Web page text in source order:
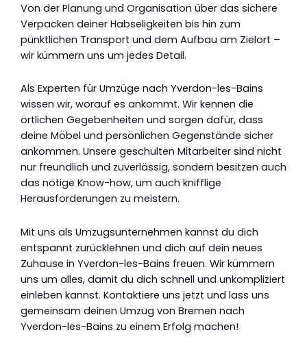
Von der Planung und Organisation über das sichere
Verpacken deiner Habseligkeiten bis hin zum
pünktlichen Transport und dem Aufbau am Zielort –
wir kümmern uns um jedes Detail.
Als Experten für Umzüge nach Yverdon-les-Bains
wissen wir, worauf es ankommt. Wir kennen die
örtlichen Gegebenheiten und sorgen dafür, dass
deine Möbel und persönlichen Gegenstände sicher
ankommen. Unsere geschulten Mitarbeiter sind nicht
nur freundlich und zuverlässig, sondern besitzen auch
das nötige Know-how, um auch knifflige
Herausforderungen zu meistern.
Mit uns als Umzugsunternehmen kannst du dich
entspannt zurücklehnen und dich auf dein neues
Zuhause in Yverdon-les-Bains freuen. Wir kümmern
uns um alles, damit du dich schnell und unkompliziert
einleben kannst. Kontaktiere uns jetzt und lass uns
gemeinsam deinen Umzug von Bremen nach
Yverdon-les-Bains zu einem Erfolg machen!